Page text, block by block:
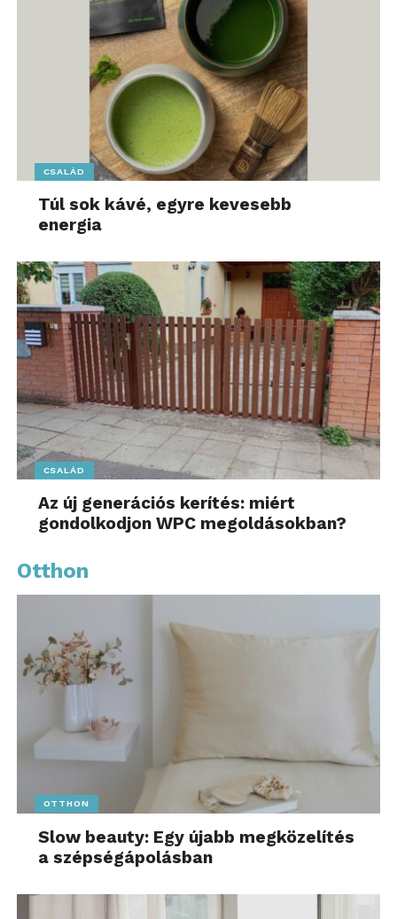
CSALÁD
Túl sok kávé, egyre kevesebb
energia
CSALÁD
Az új generációs kerítés: miért
gondolkodjon WPC megoldásokban?
Otthon
OTTHON
Slow beauty: Egy újabb megközelítés
a szépségápolásban